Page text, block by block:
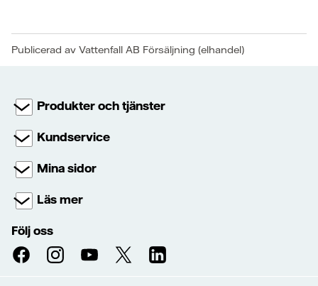
Publicerad av Vattenfall AB Försäljning (elhandel)
Produkter och tjänster
Kundservice
Mina sidor
Läs mer
Följ oss